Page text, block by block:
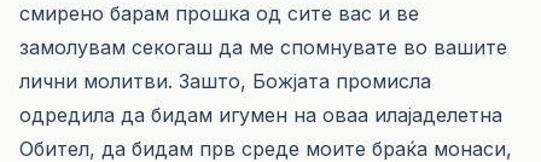
смирено барам прошка од сите вас и ве
замолувам секогаш да ме спомнувате во вашите
лични молитви. Зашто, Божјата промисла
одредила да бидам игумен на оваа илајаделетна
Обител, да бидам прв среде моите браќа монаси,